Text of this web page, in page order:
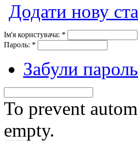
Додати нову
Ім'я користувача: *
Пароль: *
Забули
To prevent
empty.